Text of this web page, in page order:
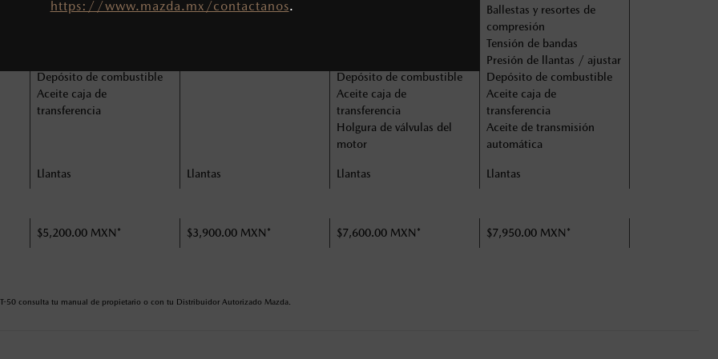
https://www.mazda.mx/contactanos.
Ballestas y resortes de
Depósito de combustible
Aceite caja de
transferencia
Ballestas y resortes de
Depósito de combustible
Aceite caja de
transferencia
Holgura de válvulas del
motor
Ballestas y resortes de
compresión
Tensión de bandas
Presión de llantas / ajustar
Depósito de combustible
Aceite caja de
transferencia
Aceite de transmisión
automática
Llantas Llantas Llantas Llantas
$5,200.00 MXN* $3,900.00 MXN* $7,600.00 MXN* $7,950.00 MXN*
50 consulta tu manual de propietario o con tu Distribuidor Autorizado Mazda.